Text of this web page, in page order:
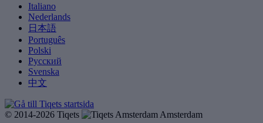
Italiano
Nederlands
日本語
Português
Polski
Русский
Svenska
中文
© 2014-2026 Tiqets
Amsterdam